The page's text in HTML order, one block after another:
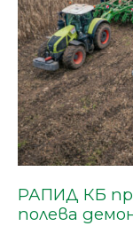
РАПИД КБ
полева
полева
демонстрация
в
Русе